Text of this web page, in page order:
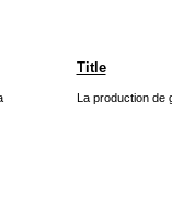
Title
La production de